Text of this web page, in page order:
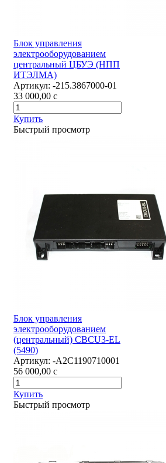
Блок управления
электрооборудованием
центральный ЦБУЭ (НПП
ИТЭЛМА)
Артикул: -215.3867000-01
33 000,00 c
Купить
Быстрый просмотр
Блок управления
электрооборудованием
(центральный) CBCU3-EL
(5490)
Артикул: -А2С1190710001
56 000,00 c
Купить
Быстрый просмотр